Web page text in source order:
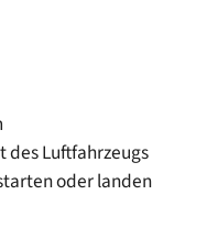
des Luftfahrzeugs
oder landen